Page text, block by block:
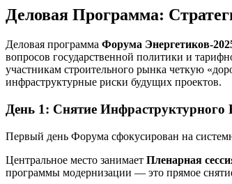
Деловая Программа:
Деловая программа Форума Энергетиков-
вопросов государственной политики и
участникам строительного рынка четкую
инфраструктурные риски будущих проектов.
День 1: Снятие Инфраструктурного
Первый день Форума сфокусирован на
Центральное место занимает Пленарная
программы модернизации — это прямое